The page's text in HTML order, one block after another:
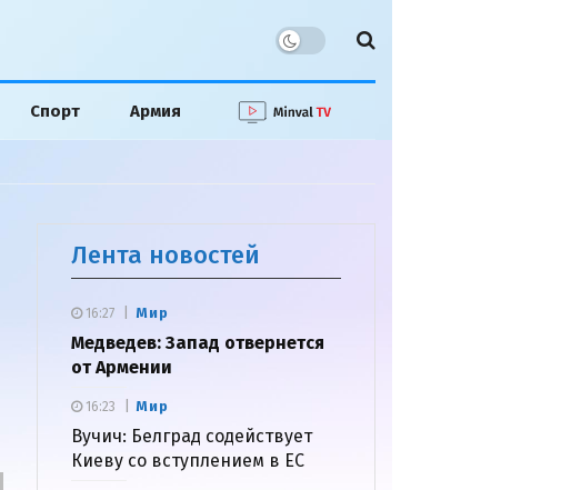
Спорт Армия
Лента новостей
Мир
Медведев: Запад отвернется
от Армении
16:27
Мир
Вучич: Белград содействует
Киеву со вступлением в ЕС
16:23